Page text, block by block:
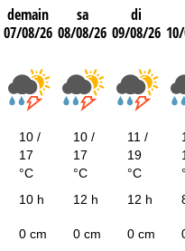
demain
07/08/26
sa
08/08/26
di
09/08/26
10 /
17
°C
10 /
17
°C
11 /
19
°C
10 h 12 h 12 h
0 cm 0 cm 0 cm